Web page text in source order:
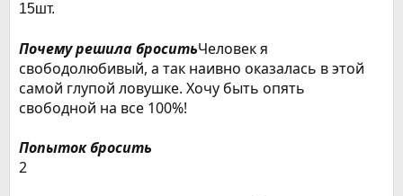
15шт.
Почему решила броситьЧеловек я
свободолюбивый, а так наивно оказалась в этой
самой глупой ловушке. Хочу быть опять
свободной на все 100%!
Попыток бросить
2